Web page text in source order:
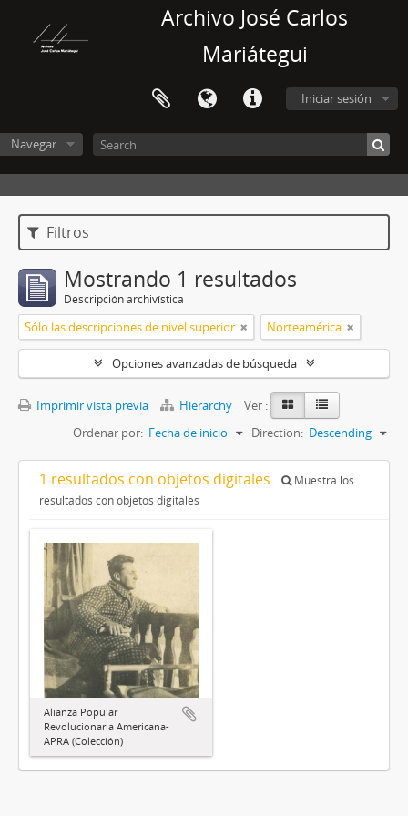
Archivo José Carlos
Mariátegui
Iniciar sesión
Navegar
Filtros
Mostrando 1 resultados
Descripción archivística
Sólo las descripciones de nivel superior Norteamérica
Opciones avanzadas de búsqueda
Imprimir vista previa Hierarchy
Ver :
Ordenar por: Fecha de inicio Direction: Descending
1 resultados con objetos digitales
Muestra los
resultados con objetos digitales
Alianza Popular
Revolucionaria Americana-
APRA (Colección)